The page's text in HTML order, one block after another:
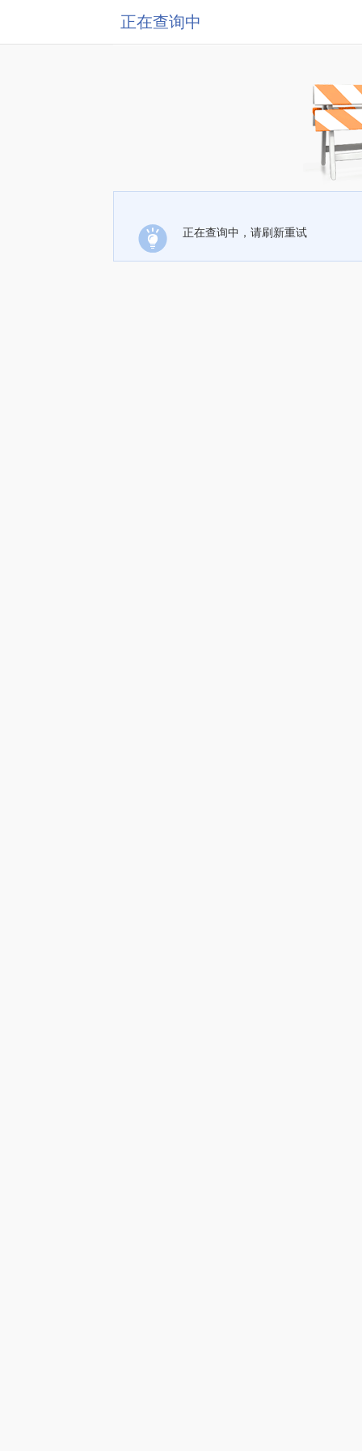
正在查询中
正在查询中，请刷新重试